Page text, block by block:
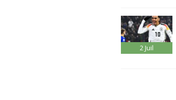
2 Juil